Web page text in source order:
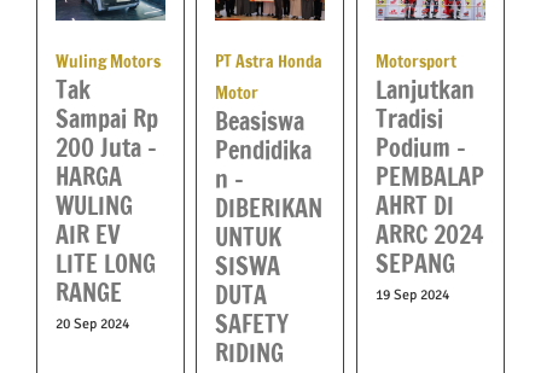
Wuling Motors
Tak
Sampai Rp
200 Juta –
HARGA
WULING
AIR EV
LITE LONG
RANGE
20 Sep 2024
PT Astra Honda
Motor
Beasiswa
Pendidika
n –
DIBERIKAN
UNTUK
SISWA
DUTA
SAFETY
RIDING
Motorsport
Lanjutkan
Tradisi
Podium –
PEMBALAP
AHRT DI
ARRC 2024
SEPANG
19 Sep 2024